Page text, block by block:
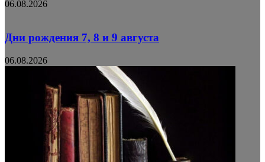
06.08.2026
Дни рождения 7, 8 и 9 августа
06.08.2026